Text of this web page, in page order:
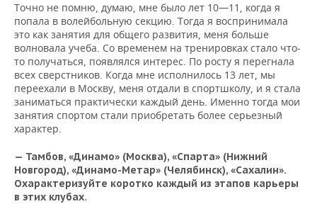
Точно не помню, думаю, мне было лет 10—11, когда я
попала в волейбольную секцию. Тогда я воспринимала
это как занятия для общего развития, меня больше
волновала учеба. Со временем на тренировках стало что-
то получаться, появлялся интерес. По росту я перегнала
всех сверстников. Когда мне исполнилось 13 лет, мы
переехали в Москву, меня отдали в спортшколу, и я стала
заниматься практически каждый день. Именно тогда мои
занятия спортом стали приобретать более серьезный
характер.
— Тамбов, «Динамо» (Москва), «Спарта» (Нижний
Новгород), «Динамо-Метар» (Челябинск), «Сахалин».
Охарактеризуйте коротко каждый из этапов карьеры
в этих клубах.